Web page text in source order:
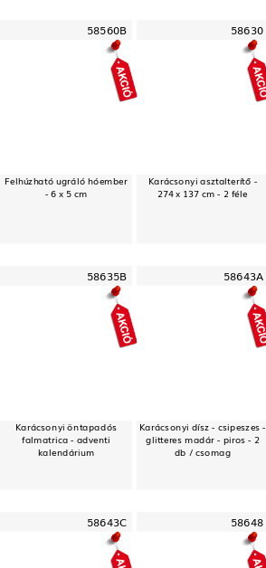
58560B
Felhúzható ugráló hóember
- 6 x 5 cm
58630
Karácsonyi asztalterítő -
274 x 137 cm - 2 féle
58635B
Karácsonyi öntapadós
falmatrica - adventi
kalendárium
58643A
Karácsonyi dísz - csipeszes -
glitteres madár - piros - 2
db / csomag
58643C 58648